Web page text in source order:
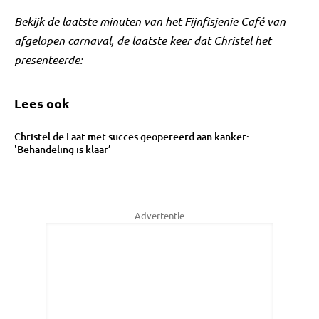
Bekijk de laatste minuten van het Fijnfisjenie Café van
afgelopen carnaval, de laatste keer dat Christel het
presenteerde:
Lees ook
Christel de Laat met succes geopereerd aan kanker:
'Behandeling is klaar’
Advertentie